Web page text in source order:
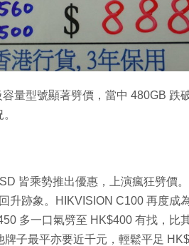
量型號顯著劈價，當中 480GB 跌
皆乘勢推出優惠，上演瘋狂劈價
升跡象。HIKVISION C100 再度成
多一口氣劈至 HK$400 有找，比
子最平亦要近千元，輕鬆平足